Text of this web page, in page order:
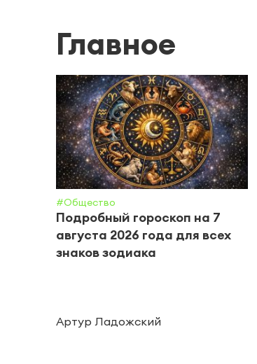
Главное
#Общество
Подробный гороскоп на 7
августа 2026 года для всех
знаков зодиака
Артур Ладожский